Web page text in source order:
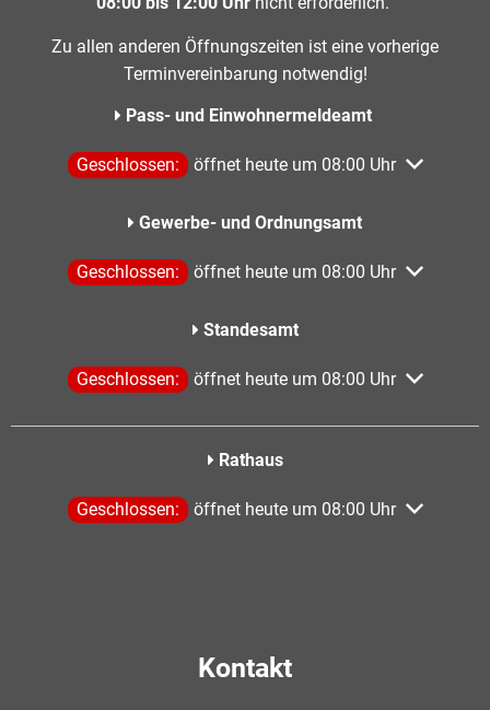
Zu allen anderen Öffnungszeiten ist eine vorherige
Terminvereinbarung notwendig!
Pass- und Einwohnermeldeamt
Klicken, um weitere Öffnungs- oder Schließzeiten
Geschlossen: öffnet heute um 08:00 Uhr
Gewerbe- und Ordnungsamt
Klicken, um weitere Öffnungs- oder Schließzeiten
Geschlossen: öffnet heute um 08:00 Uhr
Standesamt
Klicken, um weitere Öffnungs- oder Schließzeiten
Geschlossen: öffnet heute um 08:00 Uhr
Rathaus
Klicken, um weitere Öffnungs- oder Schließzeiten
Geschlossen: öffnet heute um 08:00 Uhr
Kontakt